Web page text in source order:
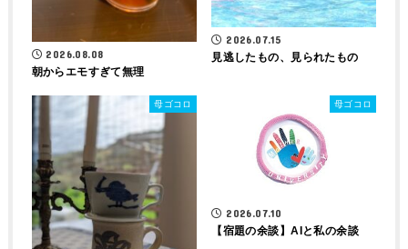
2026.08.08
朝からエモすぎて無理
2026.07.15
見逃したもの、見られたもの
母ゴコロ 母ゴコロ
2026.07.10
【宿題の余談】AIと私の余談